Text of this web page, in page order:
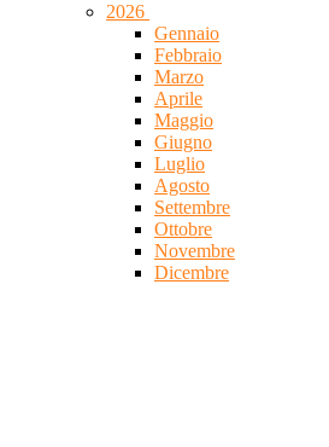
2026
Gennaio
Febbraio
Marzo
Aprile
Maggio
Giugno
Luglio
Agosto
Settembre
Ottobre
Novembre
Dicembre